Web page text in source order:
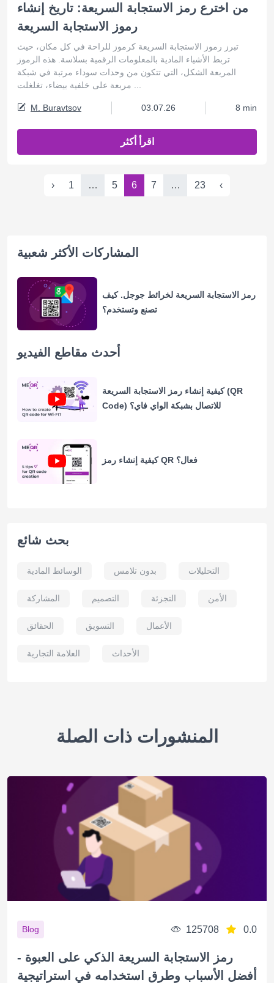
من اخترع رمز الاستجابة السريعة: تاريخ إنشاء
رموز الاستجابة السريعة
تبرز رموز الاستجابة السريعة كرموز للراحة في كل مكان، حيث
تربط الأشياء المادية بالمعلومات الرقمية بسلاسة. هذه الرموز
المربعة الشكل، التي تتكون من وحدات سوداء مرتبة في شبكة
M. Buravtsov 03.07.26 8 min
اقرأ أكثر
‹ 1 … 5 6 7 … 23 ›
المشاركات الأكثر شعبية
رمز الاستجابة السريعة لخرائط جوجل. كيف
تصنع وتستخدم؟
أحدث مقاطع الفيديو
كيفية إنشاء رمز الاستجابة السريعة (QR
Code) للاتصال بشبكة الواي فاي؟
كيفية إنشاء رمز QR فعال؟
بحث شائع
الوسائط المادية بدون تلامس التحليلات
المشاركة التصميم التجزئة الأمن
الحقائق التسويق الأعمال
العلامة التجارية الأحداث
المنشورات ذات الصلة
Blog 125708 0.0
رمز الاستجابة السريعة الذكي على العبوة -
أفضل الأسباب وطرق استخدامه في استراتيجية